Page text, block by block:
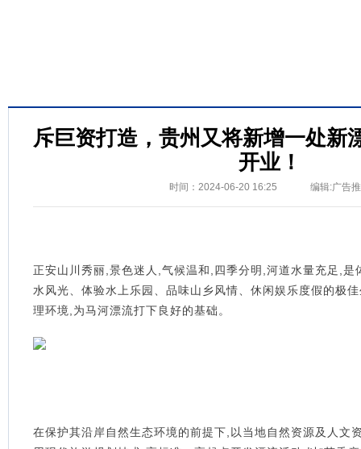
斥巨资打造，贵州又将新增一处新
开业！
时间：2024-06-20 16:25 编辑:广告
正安山川秀丽,景色迷人,气候温和,四季分明,河道水量充足,是
水风光、体验水上乐园、品味山乡风情、休闲娱乐度假的极
理环境,为马河漂流打下良好的基础。
在保护其沿岸自然生态环境的前提下,以当地自然资源及人文